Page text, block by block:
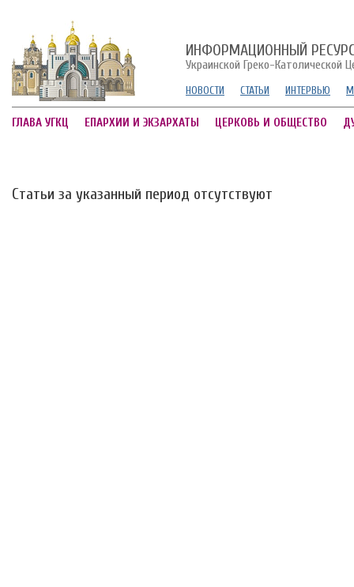
ИНФОРМАЦИОННЫЙ
Украинской Греко-Католической
НОВОСТИ СТАТЬИ ИНТЕРВЬЮ
ГЛАВА УГКЦ ЕПАРХИИ И ЭКЗАРХАТЫ ЦЕРКОВЬ И ОБЩЕСТВО
Статьи за указанный период отсутствуют